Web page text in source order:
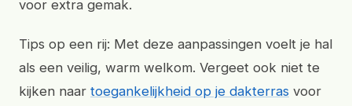
voor extra gemak.
Tips op een rij: Met deze aanpassingen voelt je hal
als een veilig, warm welkom. Vergeet ook niet te
kijken naar toegankelijkheid op je dakterras voor